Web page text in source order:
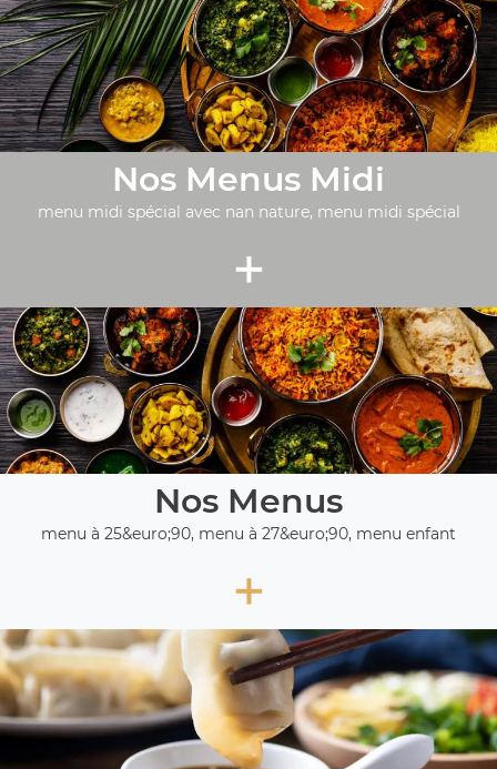
Nos Menus Midi
menu midi spécial avec nan nature, menu midi spécial
+
Nos Menus
menu à 25&euro;90, menu à 27&euro;90, menu enfant
+